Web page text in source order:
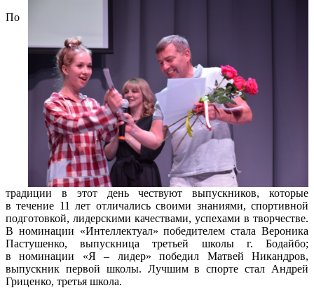
По
традиции в этот день чествуют выпускников, которые
в течение 11 лет отличались своими знаниями, спортивной
подготовкой, лидерскими качествами, успехами в творчестве.
В номинации «Интеллектуал» победителем стала Вероника
Пастушенко, выпускница третьей школы г. Бодайбо;
в номинации «Я – лидер» победил Матвей Никандров,
выпускник первой школы. Лучшим в спорте стал Андрей
Гриценко, третья школа.